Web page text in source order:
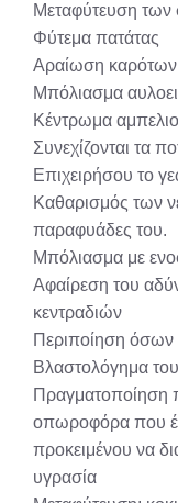
Μεταφύτευση των
Φύτεμα πατάτας
Αραίωση καρότων
Μπόλιασμα
Κέντρωμα
Συνεχίζονται τα
Επιχειρήσου το
Καθαρισμός των
παραφυάδες του.
Μπόλιασμα με
Αφαίρεση του
κεντραδιών
Περιποίηση όσων
Βλαστολόγημα
Πραγματοποίηση
οπωροφόρα που
προκειμένου να
υγρασία